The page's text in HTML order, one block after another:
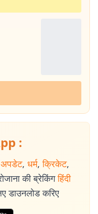
:
, धर्म, क्रिकेट,
की ब्रेकिंग हिंदी
डाउनलोड करिए